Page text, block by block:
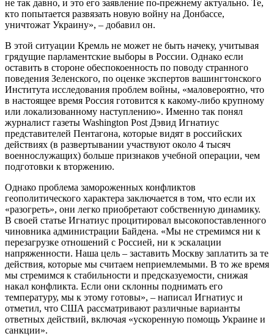
не так давно, и это его заявление по-прежнему актуально. Те,
кто попытается развязать новую войну на Донбассе,
уничтожат Украину», – добавил он.
В этой ситуации Кремль не может не быть начеку, учитывая
грядущие парламентские выборы в России. Однако если
оставить в стороне обеспокоенность по поводу странного
поведения Зеленского, по оценке экспертов вашингтонского
Института исследования проблем войны, «маловероятно, что
в настоящее время Россия готовится к какому-либо крупному
или локализованному наступлению». Именно так понял
журналист газеты Washington Post Дэвид Игнатиус
представителей Пентагона, которые видят в российских
действиях (в развертывании участвуют около 4 тысяч
военнослужащих) больше признаков учебной операции, чем
подготовки к вторжению.
Однако проблема замороженных конфликтов
геополитического характера заключается в том, что если их
«разогреть», они легко приобретают собственную динамику.
В своей статье Игнатиус процитировал высокопоставленного
чиновника администрации Байдена. «Мы не стремимся ни к
перезагрузке отношений с Россией, ни к эскалации
напряженности. Наша цель – заставить Москву заплатить за те
действия, которые мы считаем неприемлемыми. В то же время
мы стремимся к стабильности и предсказуемости, снижая
накал конфликта. Если они склонны поднимать его
температуру, мы к этому готовы», – написал Игнатиус и
отметил, что США рассматривают различные варианты
ответных действий, включая «ускоренную помощь Украине и
санкции».